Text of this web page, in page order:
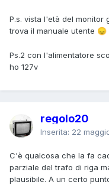
P.s. vista l'età del monitor
trova il manuale utente 😞
Ps.2 con l'alimentatore
ho 127v
regolo20
Inserita: 22
C'è qualcosa che la fa
parziale del trafo di riga
plausibile. A un certo